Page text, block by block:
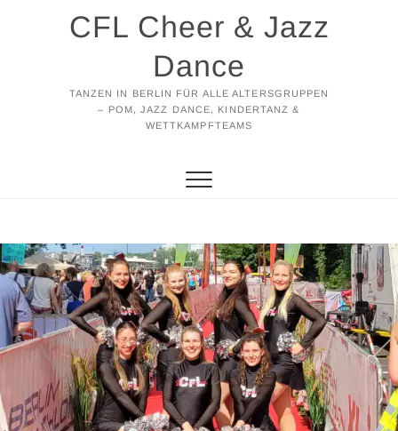
CFL Cheer & Jazz
Dance
TANZEN IN BERLIN FÜR ALLE ALTERSGRUPPEN
– POM, JAZZ DANCE, KINDERTANZ &
WETTKAMPFTEAMS